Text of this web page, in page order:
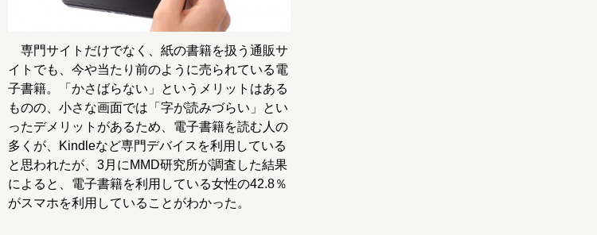
専門サイトだけでなく、紙の書籍を扱う通販サ
イトでも、今や当たり前のように売られている電
子書籍。「かさばらない」というメリットはある
ものの、小さな画面では「字が読みづらい」とい
ったデメリットがあるため、電子書籍を読む人の
多くが、Kindleなど専門デバイスを利用している
と思われたが、3月にMMD研究所が調査した結果
によると、電子書籍を利用している女性の42.8％
がスマホを利用していることがわかった。